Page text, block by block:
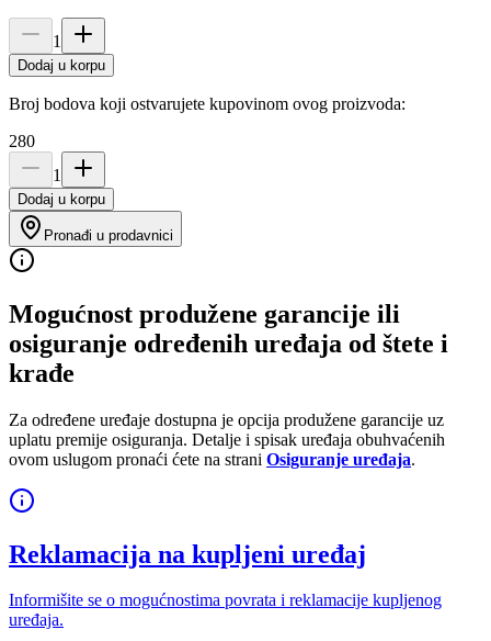
1
Dodaj u korpu
Broj bodova koji ostvarujete kupovinom ovog proizvoda:
280
1
Dodaj u korpu
Pronađi u prodavnici
Mogućnost produžene garancije ili
osiguranje određenih uređaja od štete i
krađe
Za određene uređaje dostupna je opcija produžene garancije uz
uplatu premije osiguranja. Detalje i spisak uređaja obuhvaćenih
ovom uslugom pronaći ćete na strani Osiguranje uređaja.
Reklamacija na kupljeni uređaj
Informišite se o mogućnostima povrata i reklamacije kupljenog
uređaja.